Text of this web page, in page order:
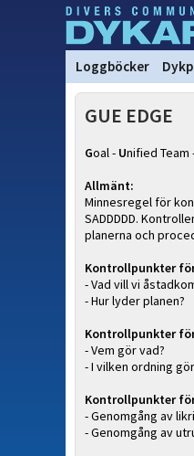
Loggböcker
GUE EDGE
Goal - Unified Team
Allmänt:
Minnesregel för
SADDDDD.
planerna och
Kontrollpunkter
- Vad vill vi
- Hur lyder planen?
Kontrollpunkter
- Vem gör vad?
- I vilken ordning
Kontrollpunkter
- Genomgång av
- Genomgång av